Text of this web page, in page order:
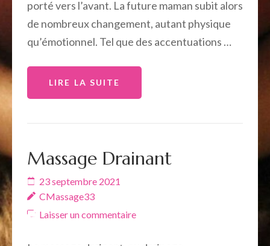
porté vers l’avant. La future maman subit alors
de nombreux changement, autant physique
qu’émotionnel. Tel que des accentuations …
LIRE LA SUITE
Massage Drainant
23 septembre 2021
CMassage33
Laisser un commentaire